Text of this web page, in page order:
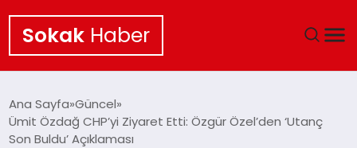
Sokak Haber
EKONOMI
Ana Sayfa Güncel
Ümit Özdağ CHP’yi Ziyaret Etti: Özgür Özel’den ‘Utanç
Son Buldu’ Açıklaması